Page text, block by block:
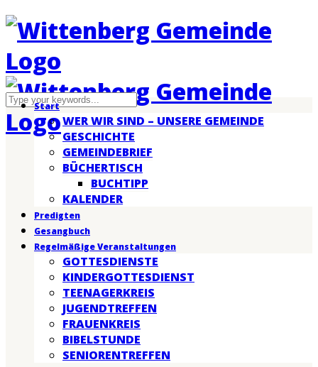
Start
WER WIR SIND – UNSERE GEMEINDE
GESCHICHTE
GEMEINDEBRIEF
BÜCHERTISCH
BUCHTIPP
KALENDER
Predigten
Gesangbuch
Regelmäßige Veranstaltungen
GOTTESDIENSTE
KINDERGOTTESDIENST
TEENAGERKREIS
JUGENDTREFFEN
FRAUENKREIS
BIBELSTUNDE
SENIORENTREFFEN